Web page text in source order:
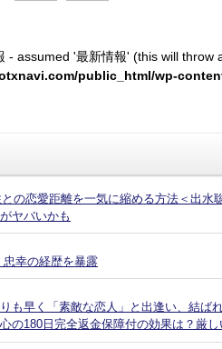
- assumed '最新情報' (this will throw
public_html/wp-
の恋愛距離を一気に縮める方法＜出水
ヤバいかも
幸の経歴を暴露
も早く「素敵な恋人」と出逢い、結ば
の180日完全返金保障付の効果は？厳し